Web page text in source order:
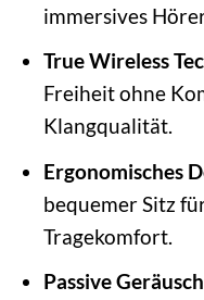
immersives
True Wireless
Freiheit ohne
Klangqualität.
Ergonomisches
bequemer Sitz
Tragekomfort.
Passive